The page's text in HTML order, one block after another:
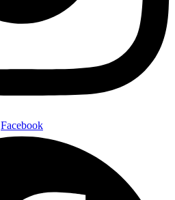
Facebook